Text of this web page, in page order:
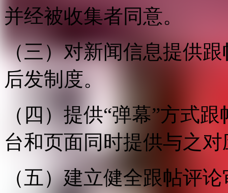
并经被收集者同意。
（三）对新闻信息提供
后发制度。
（四）提供“弹幕”方式
台和页面同时提供与之
（五）建立健全跟帖评